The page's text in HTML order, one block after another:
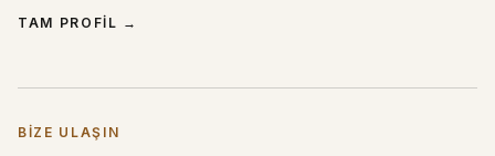
TAM PROFIL →
BIZE ULAŞIN